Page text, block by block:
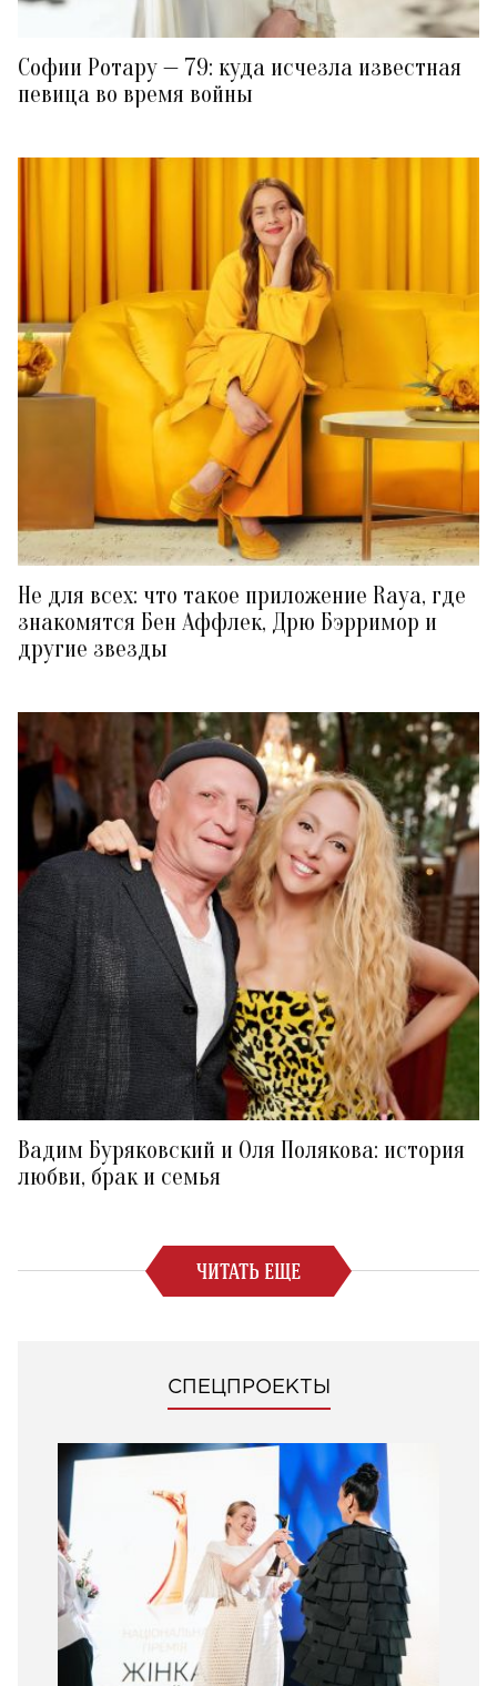
Софии Ротару — 79: куда исчезла известная
певица во время войны
Не для всех: что такое приложение Raya, где
знакомятся Бен Аффлек, Дрю Бэрримор и
другие звезды
Вадим Буряковский и Оля Полякова: история
любви, брак и семья
ЧИТАТЬ ЕЩЕ
СПЕЦПРОЕКТЫ